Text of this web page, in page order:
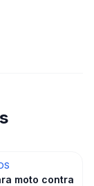
moto contra